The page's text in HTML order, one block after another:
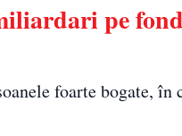
pe
foarte bogate,